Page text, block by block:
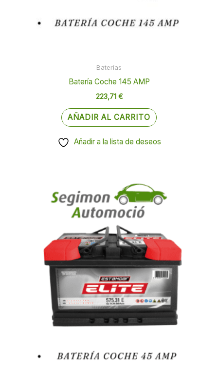
Baterías
Batería Coche 145 AMP
223,71 €
AÑADIR AL CARRITO
Añadir a la lista de deseos